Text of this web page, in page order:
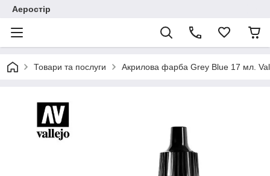
Аеростір
Товари та послуги Акрилова фарба Grey Blue 17 мл.